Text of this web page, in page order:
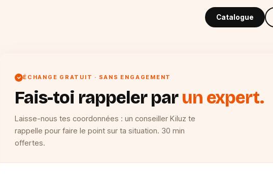
Catalogue
ÉCHANGE GRATUIT · SANS ENGAGEMENT
Fais-toi rappeler parun expert.
Laisse-nous tes coordonnées : un conseiller Kiluz te
rappelle pour faire le point sur ta situation. 30 min
offertes.